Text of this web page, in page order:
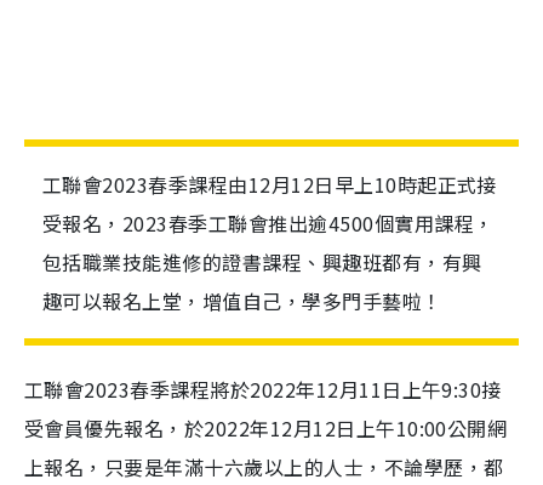
工聯會2023春季課程由12月12日早上10時起正式接
受報名，2023春季工聯會推出逾4500個實用課程，
包括職業技能進修的證書課程、興趣班都有，有興
趣可以報名上堂，增值自己，學多門手藝啦！
工聯會2023春季課程將於2022年12月11日上午9:30接
受會員優先報名，於2022年12月12日上午10:00公開網
上報名，只要是年滿十六歲以上的人士，不論學歷，都